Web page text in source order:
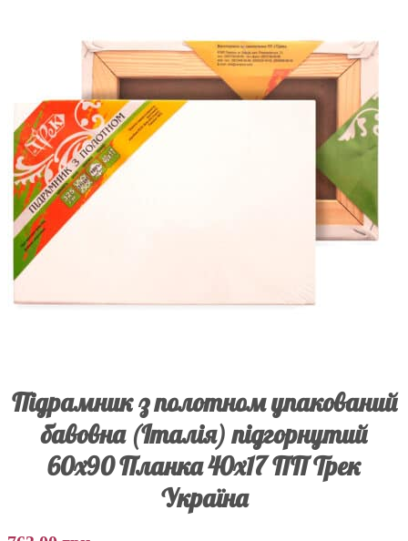
Підрамник з полотном упакований
бавовна (Італія) підгорнутий
60х90 Планка 40х17 ПП Трек
Україна